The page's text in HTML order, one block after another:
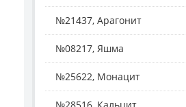
№21437, Арагонит
№08217, Яшма
№25622, Монацит